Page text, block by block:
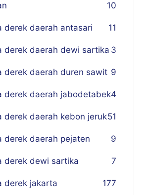
10
derek daerah antasari 11
derek daerah dewi sartika 3
derek daerah duren sawit 9
derek daerah jabodetabek4
derek daerah kebon jeruk51
derek daerah pejaten 9
derek dewi sartika 7
derek jakarta 177